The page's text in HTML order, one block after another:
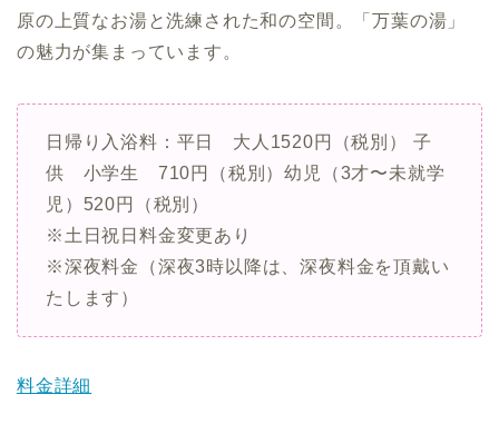
原の上質なお湯と洗練された和の空間。「万葉の湯」
の魅力が集まっています。
日帰り入浴料：平日 大人1520円（税別） 子
供 小学生 710円（税別）幼児（3才〜未就学
児）520円（税別）
※土日祝日料金変更あり
※深夜料金（深夜3時以降は、深夜料金を頂戴い
たします）
料金詳細